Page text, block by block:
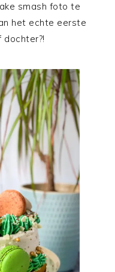
smash foto te
het echte eerste